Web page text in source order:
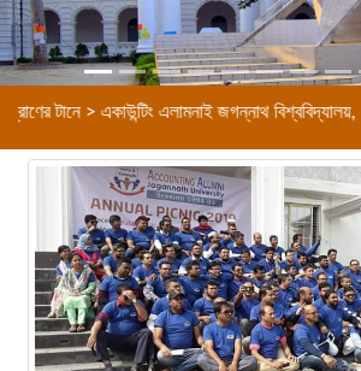
> একাউন্টিং এলামনাই জগন্নাথ বিশ্ববিদ্যালয়,